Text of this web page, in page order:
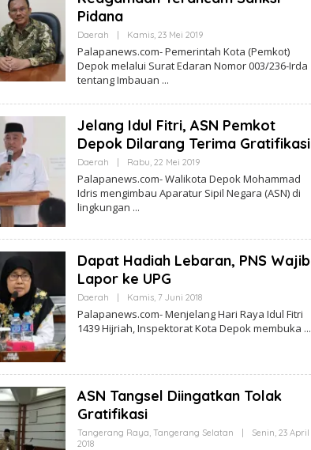
Pidana
Daerah Kamis, 23 Mei 2019Oleh
Palapanews.com- Pemerintah Kota (Pemkot)
Depok melalui Surat Edaran Nomor 003/236-Irda
tentang Imbauan
Jelang Idul Fitri, ASN Pemkot
Depok Dilarang Terima Gratifikasi
Daerah Rabu, 22 Mei 2019Oleh
Palapanews.com- Walikota Depok Mohammad
Idris mengimbau Aparatur Sipil Negara (ASN) di
lingkungan
Dapat Hadiah Lebaran, PNS Wajib
Lapor ke UPG
Daerah Kamis, 7 Juni 2018Oleh
Palapanews.com- Menjelang Hari Raya Idul Fitri
1439 Hijriah, Inspektorat Kota Depok membuka
ASN Tangsel Diingatkan Tolak
Gratifikasi
Tangerang Raya, Tangerang Selatan
Senin, 23 April
2018Oleh